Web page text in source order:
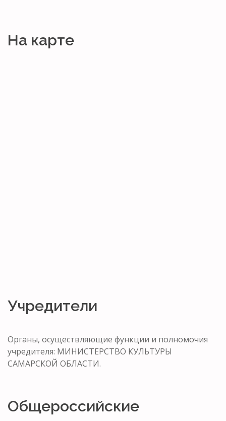
На карте
Учредители
Органы, осуществляющие функции и полномочия
учредителя: МИНИСТЕРСТВО КУЛЬТУРЫ
САМАРСКОЙ ОБЛАСТИ.
Общероссийские